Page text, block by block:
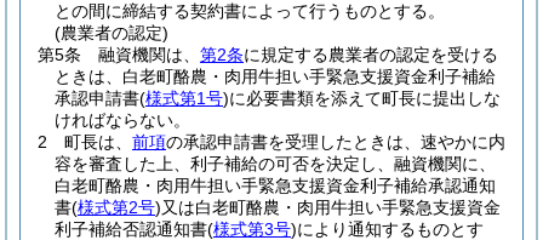
との間に締結する契約書によって行うものとする。
(農業者の認定)
第5条
融資機関は、 第2条に規定する農業者の認定を受ける
ときは、白老町酪農・肉用牛担い手緊急支援資金利子補給
承認申請書(様式第1号)に必要書類を添えて町長に提出しな
ければならない。
2
町長は、 前項の承認申請書を受理したときは、速やかに内
容を審査した上、利子補給の可否を決定し、融資機関に、
白老町酪農・肉用牛担い手緊急支援資金利子補給承認通知
書(様式第2号)又は白老町酪農・肉用牛担い手緊急支援資金
利子補給否認通知書(様式第3号)により通知するものとす